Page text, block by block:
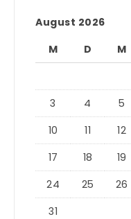
August 2026
M
D M
3
4 5
10
11 12
17
18 19
24
25 26
31